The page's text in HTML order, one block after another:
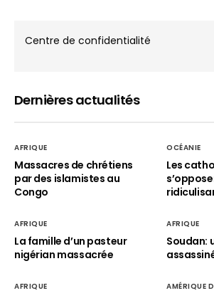
Centre de confidentialité
Dernières actualités
AFRIQUE
Massacres de chrétiens
par des islamistes au
Congo
OCÉANIE
Les
AFRIQUE
La famille d’un pasteur
nigérian massacrée
AFRIQUE
Soudan:
AFRIQUE AMÉRIQUE